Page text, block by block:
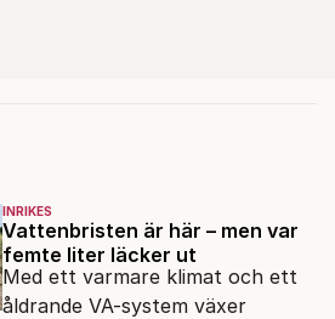
INRIKES
Vattenbristen är här – men var
femte liter läcker ut
Med ett varmare klimat och ett
åldrande VA-system växer